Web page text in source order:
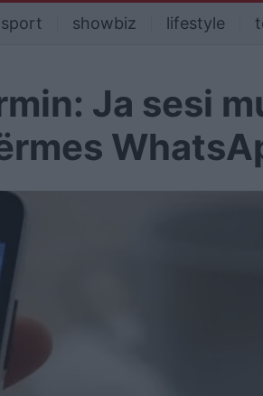
sport showbiz lifestyle
Ja sesi